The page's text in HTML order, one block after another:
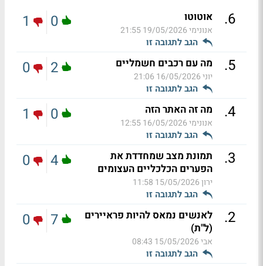
6
. אוטוטו
אנונימי19/05/2026 21:55
הגב לתגובה זו
0
1
5
. מה עם רכבים חשמליים
יוני16/05/2026 21:06
הגב לתגובה זו
2
0
4
. מה זה האתר הזה
אנונימי16/05/2026 12:55
הגב לתגובה זו
0
1
3
.
תמונת מצב שמחדדת את
הפערים הכלכליים העצומים
ירון15/05/2026 11:58
הגב לתגובה זו
4
0
2
.
לאנשים נמאס להיות פראיירים
(ל"ת)
אבי15/05/2026 08:43
הגב לתגובה זו
7
0